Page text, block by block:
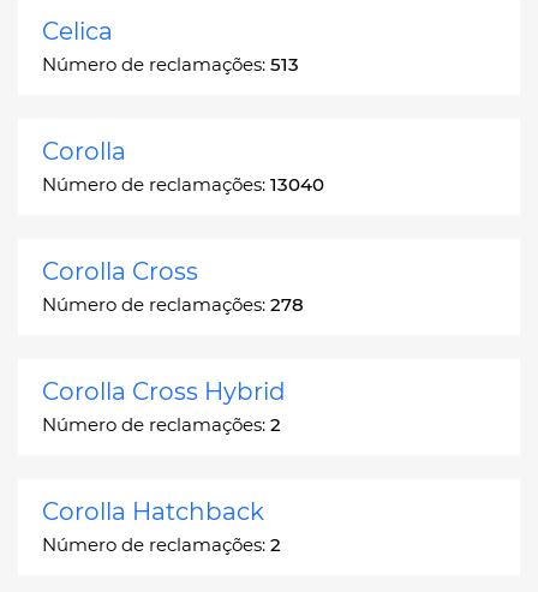
Celica
Número de reclamações: 513
Corolla
Número de reclamações: 13040
Corolla Cross
Número de reclamações: 278
Corolla Cross Hybrid
Número de reclamações: 2
Corolla Hatchback
Número de reclamações: 2